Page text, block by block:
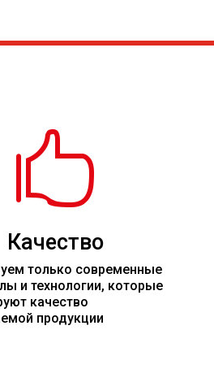

Качество
только современные
и технологии, которые
качество
продукции